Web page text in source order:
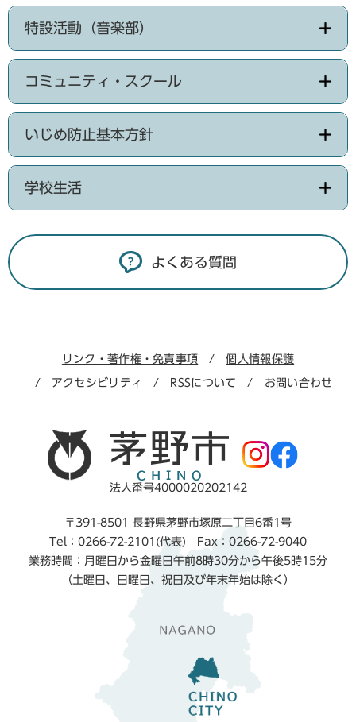
特設活動（音楽部）
コミュニティ・スクール
いじめ防止基本方針
学校生活
よくある質問
リンク・著作権・免責事項 個人情報保護
アクセシビリティ RSSについて お問い合わせ
法人番号4000020202142
〒391-8501 長野県茅野市塚原二丁目6番1号
Tel：0266-72-2101(代表) Fax：0266-72-9040
業務時間：月曜日から金曜日午前8時30分から午後5時15分
（土曜日、日曜日、祝日及び年末年始は除く）